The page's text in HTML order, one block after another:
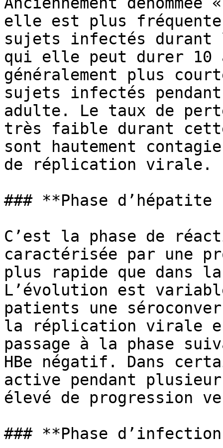
elle est plus
sujets infectés durant
qui elle peut durer 10
généralement plus
sujets infectés
adulte. Le taux de
très faible durant
sont hautement
de réplication virale.
### **Phase
C’est la phase de
caractérisée par une
plus rapide que dans
L’évolution est
patients une
la réplication virale
passage à la phase
HBe négatif. Dans
active pendant
élevé de progression
### **Phase